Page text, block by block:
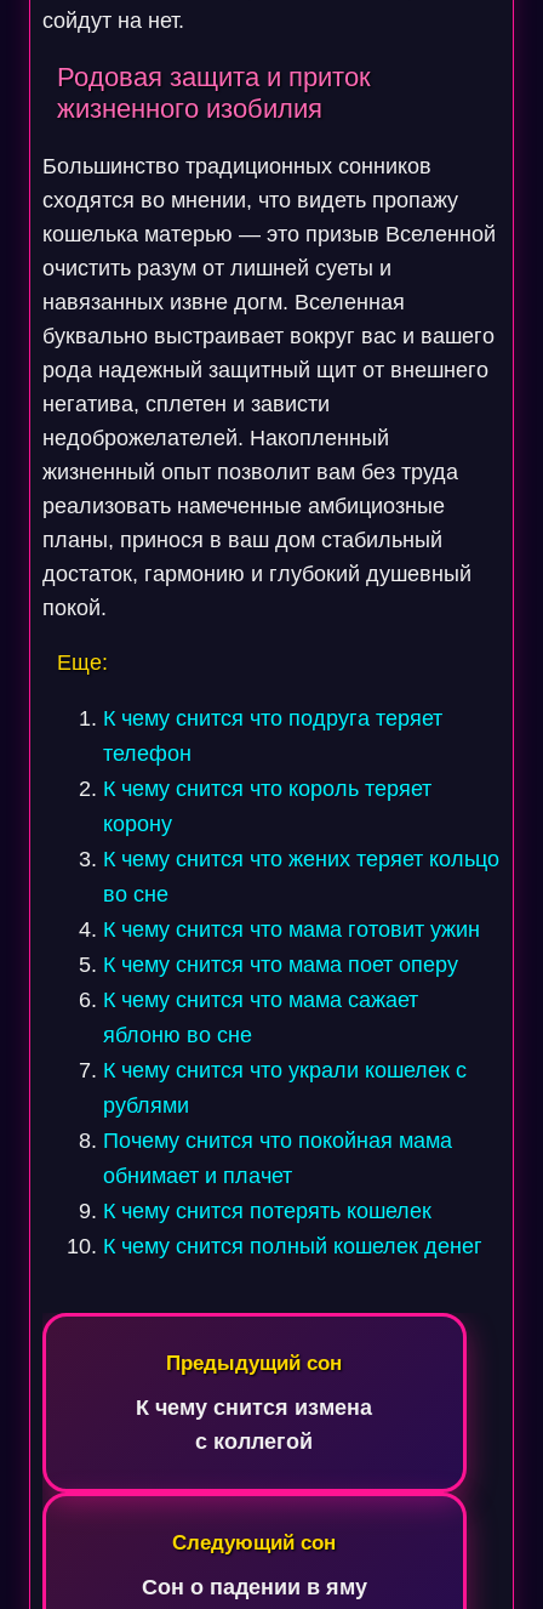
сойдут на нет.
Родовая защита и приток
жизненного изобилия
Большинство традиционных сонников
сходятся во мнении, что видеть пропажу
кошелька матерью — это призыв Вселенной
очистить разум от лишней суеты и
навязанных извне догм. Вселенная
буквально выстраивает вокруг вас и вашего
рода надежный защитный щит от внешнего
негатива, сплетен и зависти
недоброжелателей. Накопленный
жизненный опыт позволит вам без труда
реализовать намеченные амбициозные
планы, принося в ваш дом стабильный
достаток, гармонию и глубокий душевный
покой.
Еще:
К чему снится что подруга теряет
телефон
К чему снится что король теряет
корону
К чему снится что жених теряет кольцо
во сне
К чему снится что мама готовит ужин
К чему снится что мама поет оперу
К чему снится что мама сажает
яблоню во сне
К чему снится что украли кошелек с
рублями
Почему снится что покойная мама
обнимает и плачет
К чему снится потерять кошелек
К чему снится полный кошелек денег
Навигация
записям
Предыдущий сон
К чему снится измена
с коллегой
Следующий сон
Сон о падении в яму